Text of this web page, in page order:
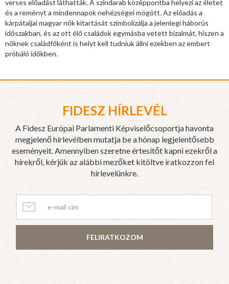
verses előadást láthatták. A színdarab középpontba helyezi az életet
és a reményt a mindennapok nehézségei mögött. Az előadás a
kárpátaljai magyar nők kitartását szimbolizálja a jelenlegi háborús
időszakban, és az ott élő családok egymásba vetett bizalmát, hiszen a
nőknek családfőként is helyt kell tudniuk állni ezekben az embert
próbáló időkben.
FIDESZ HÍRLEVÉL
A Fidesz Európai Parlamenti Képviselőcsoportja havonta
megjelenő hírlevélben mutatja be a hónap legjelentősebb
eseményeit. Amennyiben szeretne értesítőt kapni ezekről a
hírekről, kérjük az alábbi mezőket kitöltve iratkozzon fel
hírlevelünkre.
FELIRATKOZOM